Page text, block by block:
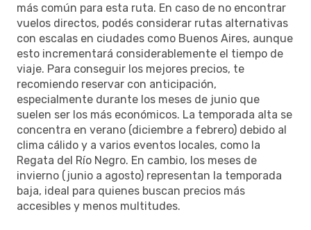
más común para esta ruta. En caso de no encontrar
vuelos directos, podés considerar rutas alternativas
con escalas en ciudades como Buenos Aires, aunque
esto incrementará considerablemente el tiempo de
viaje. Para conseguir los mejores precios, te
recomiendo reservar con anticipación,
especialmente durante los meses de junio que
suelen ser los más económicos. La temporada alta se
concentra en verano (diciembre a febrero) debido al
clima cálido y a varios eventos locales, como la
Regata del Río Negro. En cambio, los meses de
invierno (junio a agosto) representan la temporada
baja, ideal para quienes buscan precios más
accesibles y menos multitudes.